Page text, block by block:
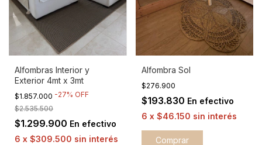
Alfombras Interior y
Exterior 4mt x 3mt
$1.857.000 -27% OFF
$2.535.500
$1.299.900 En efectivo
6 x $309.500 sin interés
Alfombra Sol
$276.900
$193.830 En efectivo
6 x $46.150 sin interés